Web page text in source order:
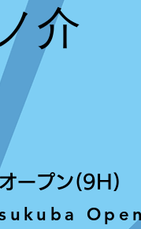
ープン(9H)
介